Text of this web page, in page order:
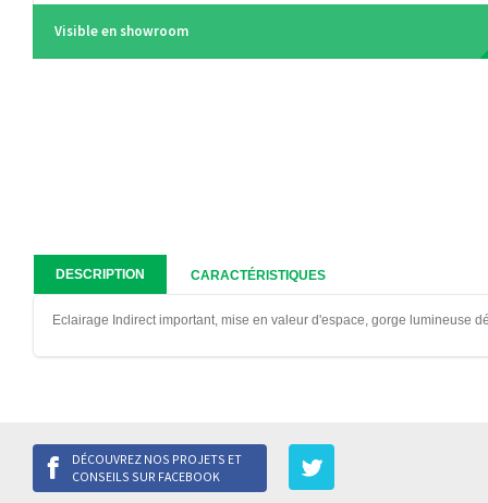
Visible en showroom
DESCRIPTION CARACTÉRISTIQUES
Eclairage Indirect important, mise en valeur d'espace, gorge lumineuse
DÉCOUVREZ NOS PROJETS ET
CONSEILS SUR FACEBOOK